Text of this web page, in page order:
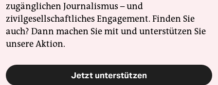
zugänglichen Journalismus – und
zivilgesellschaftliches Engagement. Finden Sie
auch? Dann machen Sie mit und unterstützen Sie
unsere Aktion.
Jetzt unterstützen